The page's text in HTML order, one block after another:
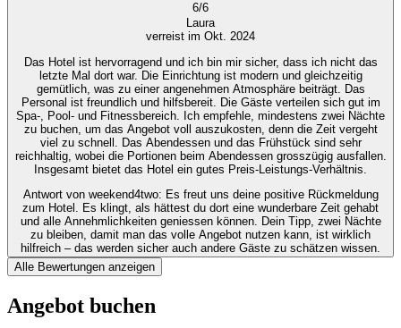
6/6
Laura
verreist im Okt. 2024
Das Hotel ist hervorragend und ich bin mir sicher, dass ich nicht das
letzte Mal dort war. Die Einrichtung ist modern und gleichzeitig
gemütlich, was zu einer angenehmen Atmosphäre beiträgt. Das
Personal ist freundlich und hilfsbereit. Die Gäste verteilen sich gut im
Spa-, Pool- und Fitnessbereich. Ich empfehle, mindestens zwei Nächte
zu buchen, um das Angebot voll auszukosten, denn die Zeit vergeht
viel zu schnell. Das Abendessen und das Frühstück sind sehr
reichhaltig, wobei die Portionen beim Abendessen grosszügig ausfallen.
Insgesamt bietet das Hotel ein gutes Preis-Leistungs-Verhältnis.
Antwort von weekend4two: Es freut uns deine positive Rückmeldung
zum Hotel. Es klingt, als hättest du dort eine wunderbare Zeit gehabt
und alle Annehmlichkeiten geniessen können. Dein Tipp, zwei Nächte
zu bleiben, damit man das volle Angebot nutzen kann, ist wirklich
hilfreich – das werden sicher auch andere Gäste zu schätzen wissen.
Alle Bewertungen anzeigen
Angebot buchen